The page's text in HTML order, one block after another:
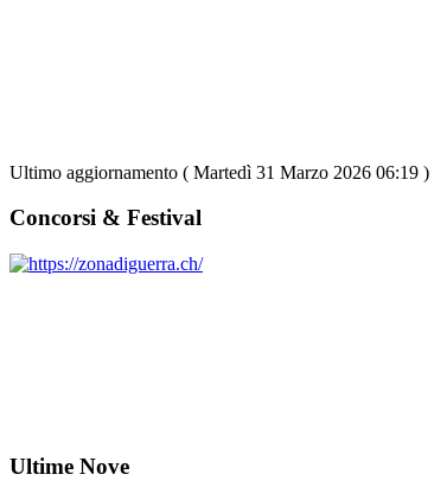
Ultimo aggiornamento ( Martedì 31 Marzo 2026 06:19 )
Concorsi & Festival
Ultime Nove